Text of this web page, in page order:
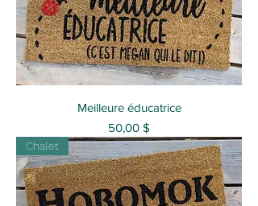
Meilleure éducatrice
Prix
50,00 $
Chalet